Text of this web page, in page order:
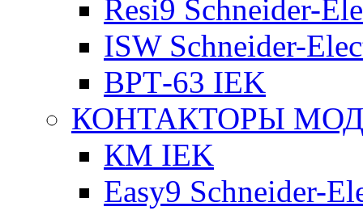
Resi9 Schneider-
ISW Schneider-
ВРТ-63 IEK
КОНТАКТОРЫ
КМ IEK
Easy9 Schneider-